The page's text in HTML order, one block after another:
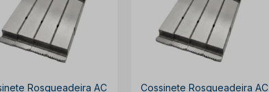
Rosqueadeira AC
Cossinete Rosqueadeira AC